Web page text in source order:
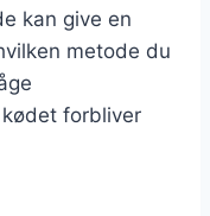
kan give en
metode du
forbliver